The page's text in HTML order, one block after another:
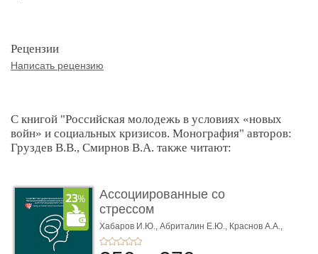
Рецензии
Написать рецензию
С книгой "Российская молодежь в условиях «новых
войн» и социальных кризисов. Монография" авторов:
Груздев В.В., Смирнов В.А. также читают:
Ассоциированные со
стрессом
психотические ра� ...
Хабаров И.Ю., Абриталин Е.Ю., Краснов А.А.,
Петуров И.А.